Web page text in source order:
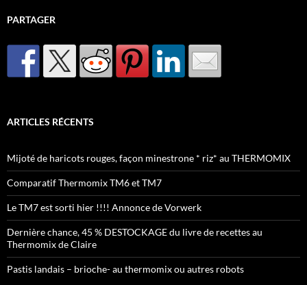
PARTAGER
ARTICLES RÉCENTS
Mijoté de haricots rouges, façon minestrone * riz* au THERMOMIX
Comparatif Thermomix TM6 et TM7
Le TM7 est sorti hier !!!! Annonce de Vorwerk
Dernière chance, 45 % DESTOCKAGE du livre de recettes au
Thermomix de Claire
Pastis landais – brioche- au thermomix ou autres robots